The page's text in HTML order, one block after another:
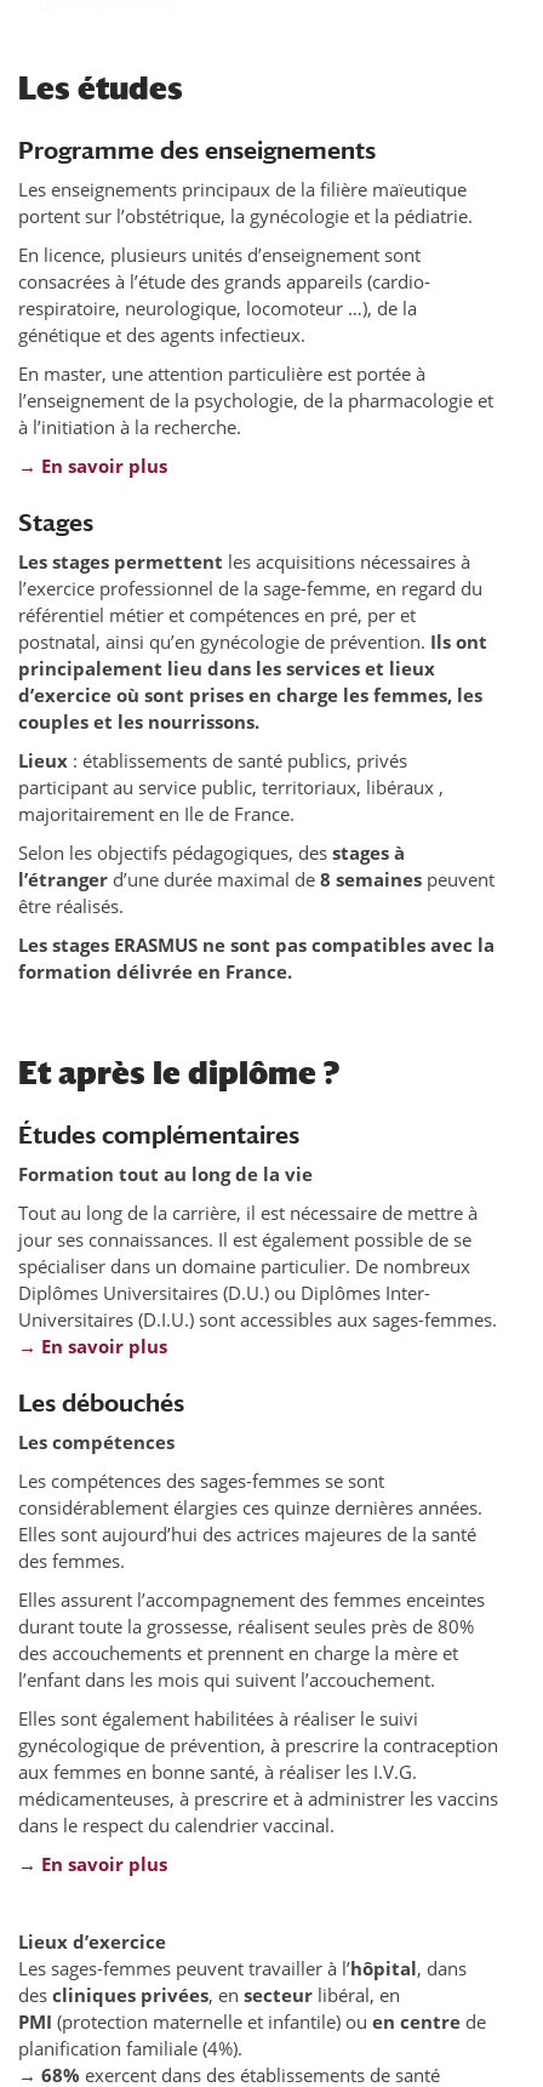
Les études
Programme des enseignements
Les enseignements principaux de la filière maïeutique
portent sur l’obstétrique, la gynécologie et la pédiatrie.
En licence, plusieurs unités d’enseignement sont
consacrées à l’étude des grands appareils (cardio-
respiratoire, neurologique, locomoteur …), de la
génétique et des agents infectieux.
En master, une attention particulière est portée à
l’enseignement de la psychologie, de la pharmacologie et
à l’initiation à la recherche.
→ En savoir plus
Stages
Les stages permettent les acquisitions nécessaires à
l’exercice professionnel de la sage-femme, en regard du
référentiel métier et compétences en pré, per et
postnatal, ainsi qu’en gynécologie de prévention. Ils ont
principalement lieu dans les services et lieux
d’exercice où sont prises en charge les femmes, les
couples et les nourrissons.
Lieux : établissements de santé publics, privés
participant au service public, territoriaux, libéraux ,
majoritairement en Ile de France.
Selon les objectifs pédagogiques, des stages à
l’étranger d’une durée maximal de 8 semaines peuvent
être réalisés.
Les stages ERASMUS ne sont pas compatibles avec la
formation délivrée en France.
Et après le diplôme ?
Études complémentaires
Formation tout au long de la vie
Tout au long de la carrière, il est nécessaire de mettre à
jour ses connaissances. Il est également possible de se
spécialiser dans un domaine particulier. De nombreux
Diplômes Universitaires (D.U.) ou Diplômes Inter-
Universitaires (D.I.U.) sont accessibles aux sages-femmes.
→ En savoir plus
Les débouchés
Les compétences
Les compétences des sages-femmes se sont
considérablement élargies ces quinze dernières années.
Elles sont aujourd’hui des actrices majeures de la santé
des femmes.
Elles assurent l’accompagnement des femmes enceintes
durant toute la grossesse, réalisent seules près de 80%
des accouchements et prennent en charge la mère et
l’enfant dans les mois qui suivent l’accouchement.
Elles sont également habilitées à réaliser le suivi
gynécologique de prévention, à prescrire la contraception
aux femmes en bonne santé, à réaliser les I.V.G.
médicamenteuses, à prescrire et à administrer les vaccins
dans le respect du calendrier vaccinal.
→ En savoir plus
Lieux d’exercice
Les sages-femmes peuvent travailler à l’hôpital, dans
des cliniques privées, en secteur libéral, en
PMI (protection maternelle et infantile) ou en centre de
planification familiale (4%).
→ 68% exercent dans des établissements de santé